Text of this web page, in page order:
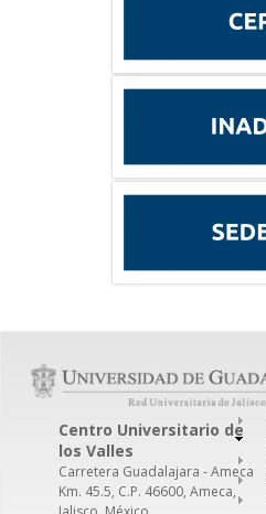
Centro Universitario de
los Valles
Carretera Guadalajara - Ameca
Km. 45.5, C.P. 46600, Ameca,